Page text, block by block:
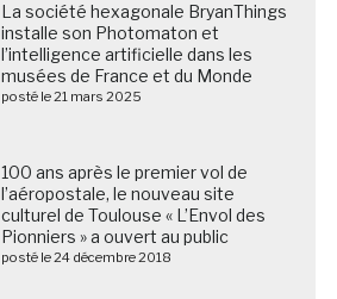
La société hexagonale BryanThings
installe son Photomaton et
l’intelligence artificielle dans les
musées de France et du Monde
posté le 21 mars 2025
100 ans après le premier vol de
l’aéropostale, le nouveau site
culturel de Toulouse « L’Envol des
Pionniers » a ouvert au public
posté le 24 décembre 2018